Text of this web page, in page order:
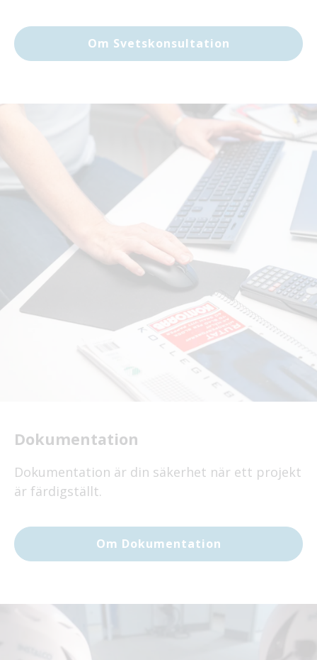
Om Svetskonsultation
Dokumentation
Dokumentation är din säkerhet när ett projekt
är färdigställt.
Om Dokumentation